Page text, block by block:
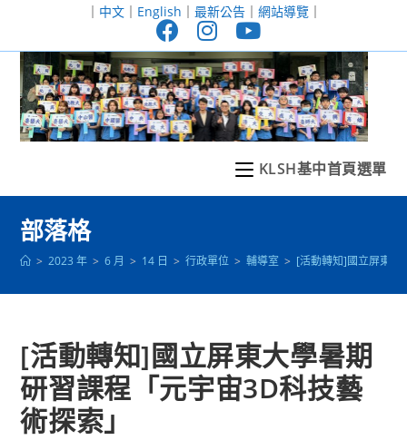
至
｜ 中文｜ English ｜ 最新公告｜ 網站導覽｜
KLSH基中首頁選單
部落格
> 2023 年 > 6 月 > 14 日 > 行政單位 > 輔導室 > [活動轉知]國立屏東大
[活動轉知]國立屏東大學暑期
研習課程「元宇宙3D科技藝
術探索」